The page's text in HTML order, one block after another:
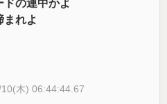
ドの連中かよ
まれよ
木) 06:44:44.67